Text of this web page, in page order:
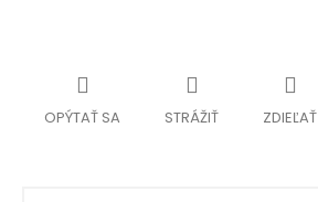
OPÝTAŤ SA STRÁŽIŤ ZDIEĽAŤ